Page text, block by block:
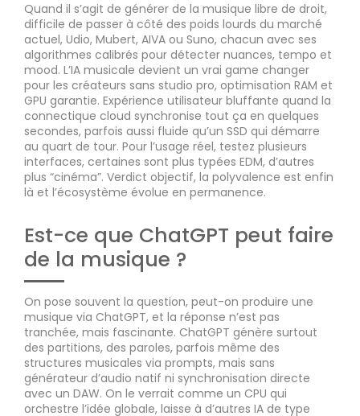
Quand il s’agit de générer de la musique libre de droit,
difficile de passer à côté des poids lourds du marché
actuel, Udio, Mubert, AIVA ou Suno, chacun avec ses
algorithmes calibrés pour détecter nuances, tempo et
mood. L’IA musicale devient un vrai game changer
pour les créateurs sans studio pro, optimisation RAM et
GPU garantie. Expérience utilisateur bluffante quand la
connectique cloud synchronise tout ça en quelques
secondes, parfois aussi fluide qu’un SSD qui démarre
au quart de tour. Pour l’usage réel, testez plusieurs
interfaces, certaines sont plus typées EDM, d’autres
plus “cinéma”. Verdict objectif, la polyvalence est enfin
là et l’écosystème évolue en permanence.
Est-ce que ChatGPT peut faire
de la musique ?
On pose souvent la question, peut-on produire une
musique via ChatGPT, et la réponse n’est pas
tranchée, mais fascinante. ChatGPT génère surtout
des partitions, des paroles, parfois même des
structures musicales via prompts, mais sans
générateur d’audio natif ni synchronisation directe
avec un DAW. On le verrait comme un CPU qui
orchestre l’idée globale, laisse à d’autres IA de type